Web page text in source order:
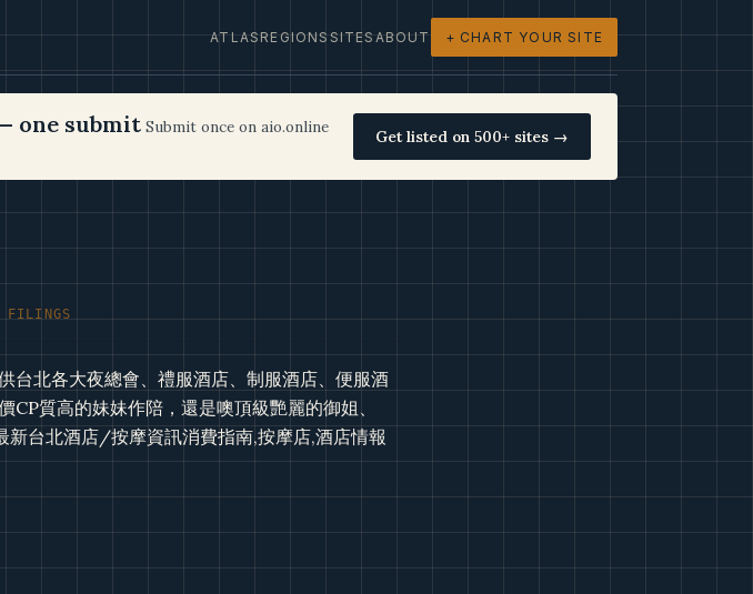
ATLASREGIONSSITESABOUT + CHART YOUR SITE
one submit Submit once on aio.online
Get listed on 500+ sites →
FILINGS
台北各大夜總會、禮服酒店、制服酒店、便服酒
質高的妹妹作陪，還是噢頂級艷麗的御姐、
台北酒店/按摩資訊消費指南,按摩店,酒店情報